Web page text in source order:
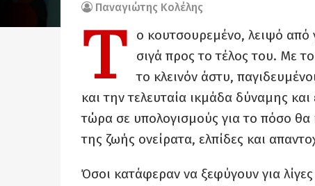
Παναγιώτης Κολέλης
Τ
ο κουτσουρεμένο, λειψό από
σιγά προς το τέλος του. Με
το κλεινόν άστυ,
και την τελευταία ικμάδα δύναμης
τώρα σε υπολογισμούς για το πόσο
της ζωής ονείρατα, ελπίδες και
Όσοι κατάφεραν να ξεφύγουν για